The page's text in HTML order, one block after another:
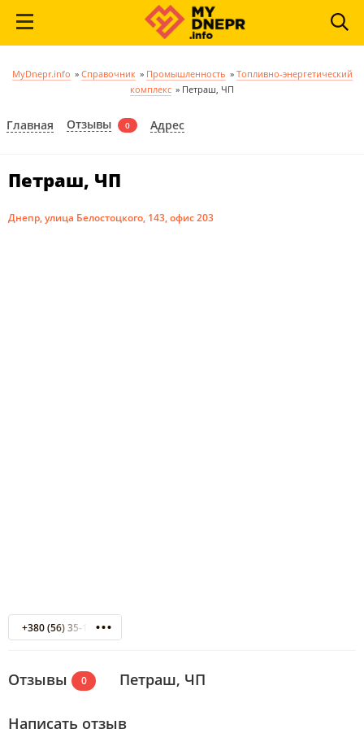
MyDnepr.info » Справочник » Промышленность » Топливно-энергетический
комплекс » Петраш, ЧП
Главная Отзывы 0 Адрес
Петраш, ЧП
Днепр, улица Белостоцкого, 143, офис 203
+380 (56) 35-19-59
Отзывы 0 Петраш, ЧП
Написать отзыв